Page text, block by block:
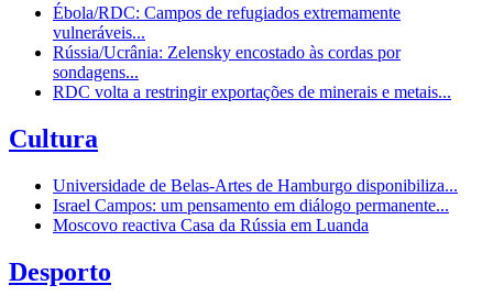
Ébola/RDC: Campos de refugiados extremamente
vulneráveis...
Rússia/Ucrânia: Zelensky encostado às cordas por
sondagens...
RDC volta a restringir exportações de minerais e metais...
Cultura
Universidade de Belas-Artes de Hamburgo disponibiliza...
Israel Campos: um pensamento em diálogo permanente...
Moscovo reactiva Casa da Rússia em Luanda
Desporto